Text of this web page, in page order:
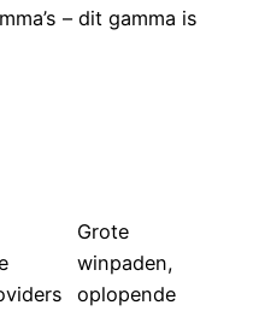
– dit gamma is
Grote
winpaden,
oplopende